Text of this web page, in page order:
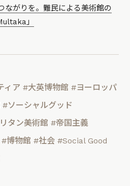
ながりを。難民による美術館の
」
ィア #大英博物館 #ヨーロッパ
#ソーシャルグッド
タン美術館 #帝国主義
#博物館 #社会 #Social Good